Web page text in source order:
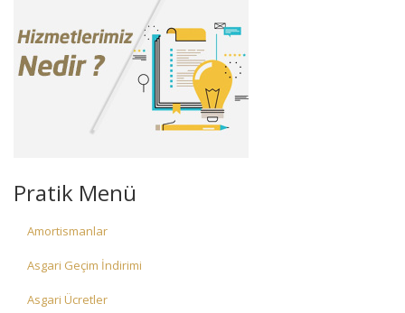
Pratik Menü
Amortismanlar
Asgari Geçim İndirimi
Asgari Ücretler